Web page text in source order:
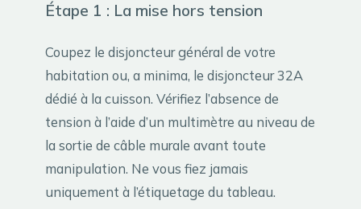
Étape 1 : La mise hors tension
Coupez le disjoncteur général de votre
habitation ou, a minima, le disjoncteur 32A
dédié à la cuisson. Vérifiez l’absence de
tension à l’aide d’un multimètre au niveau de
la sortie de câble murale avant toute
manipulation. Ne vous fiez jamais
uniquement à l’étiquetage du tableau.